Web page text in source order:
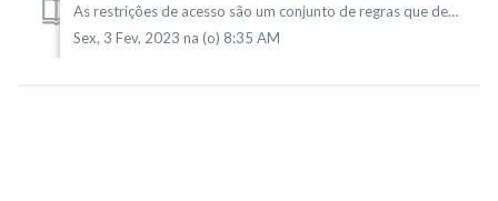
As restrições de acesso são um conjunto de regras que definem quais registros serão visualizados pelo usuário. As definições podem ser feitas em Fontes RSS,...
Sex, 3 Fev, 2023 na (o) 8:35 AM